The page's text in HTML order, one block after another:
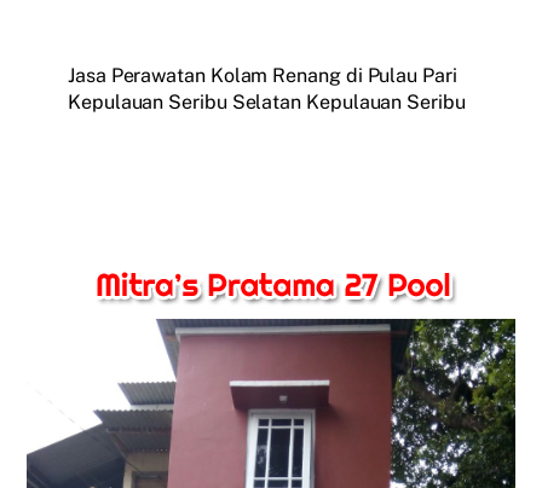
Jasa Perawatan Kolam Renang di Pulau Pari
Kepulauan Seribu Selatan Kepulauan Seribu